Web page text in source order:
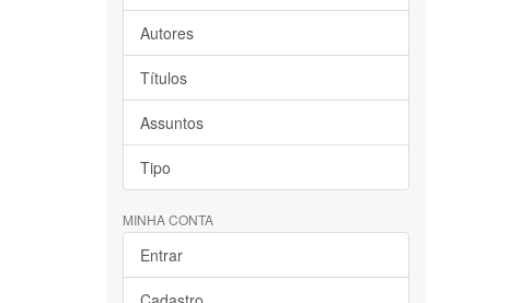
Autores
Títulos
Assuntos
Tipo
MINHA CONTA
Entrar